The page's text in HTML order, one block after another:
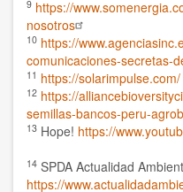
9 https://
nosotros
10 https://
comunicaciones-secretas-
11 https://solarimpulse.com/
12 https://
semillas-bancos-peru-
13 Hope! https://
14 SPDA Actualidad
https://